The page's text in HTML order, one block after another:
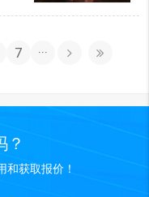
7 ···
？
和获取报价！